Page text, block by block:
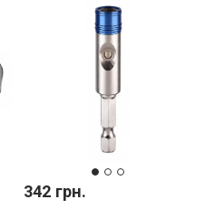
342 грн.